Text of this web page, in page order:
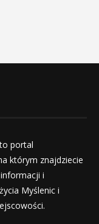
portal
którym znajdziecie
i
Myślenic i